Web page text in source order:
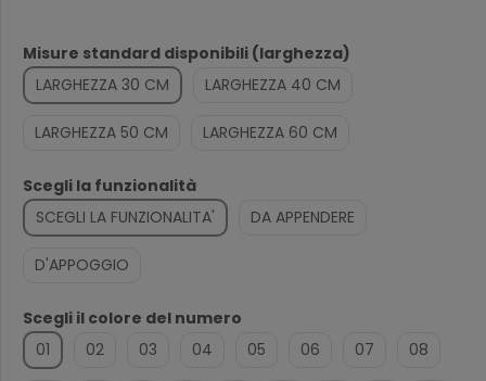
Misure standard disponibili (larghezza)
LARGHEZZA 30 CM
LARGHEZZA 40 CM
LARGHEZZA 50 CM LARGHEZZA 60 CM
Scegli la funzionalità
SCEGLI LA FUNZIONALITA'
DA APPENDERE
D'APPOGGIO
Scegli il colore del numero
01
02 03 04 05 06 07 08